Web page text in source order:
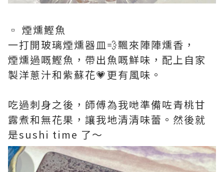
▫️ 煙燻鰹魚
一打開玻璃煙燻器皿💨飄來陣陣燻香，
煙燻過嘅鰹魚，帶出魚嘅鮮味，配上自家
製洋蔥汁和紫蘇花💗更有風味。
吃過刺身之後，師傅為我哋準備咗青桃甘
露煮和無花果，讓我地清清味蕾。然後就
是sushi time 了～